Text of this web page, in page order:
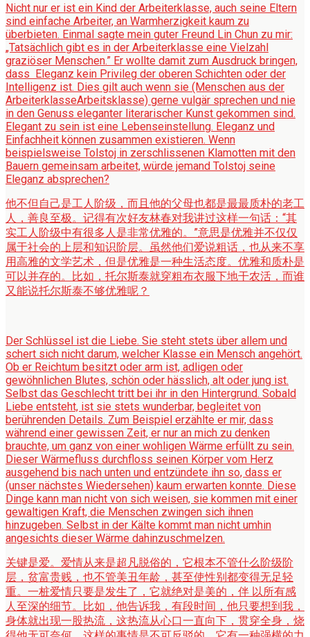
Nicht nur er ist ein Kind der Arbeiterklasse, auch seine Eltern
sind einfache Arbeiter, an Warmherzigkeit kaum zu
überbieten. Einmal sagte mein guter Freund Lin Chun zu mir:
„Tatsächlich gibt es in der Arbeiterklasse eine Vielzahl
graziöser Menschen.” Er wollte damit zum Ausdruck bringen,
dass Eleganz kein Privileg der oberen Schichten oder der
Intelligenz ist. Dies gilt auch wenn sie (Menschen aus der
ArbeiterklasseArbeitsklasse) gerne vulgär sprechen und nie
in den Genuss eleganter literarischer Kunst gekommen sind.
Elegant zu sein ist eine Lebenseinstellung. Eleganz und
Einfachheit können zusammen existieren. Wenn
beispielsweise Tolstoj in zerschlissenen Klamotten mit den
Bauern gemeinsam arbeitet, würde jemand Tolstoj seine
Eleganz absprechen?
他不但自己是工人阶级，而且他的父母也都是最最质朴的老工
人，善良至极。记得有次好友林春对我讲过这样一句话：“其
实工人阶级中有很多人是非常优雅的。”意思是优雅并不仅仅
属于社会的上层和知识阶层。虽然他们爱说粗话，也从来不享
用高雅的文学艺术，但是优雅是一种生活态度。优雅和质朴是
可以并存的。比如，托尔斯泰就穿粗布衣服下地干农活，而谁
又能说托尔斯泰不够优雅呢？
Der Schlüssel ist die Liebe. Sie steht stets über allem und
schert sich nicht darum, welcher Klasse ein Mensch angehört.
Ob er Reichtum besitzt oder arm ist, adligen oder
gewöhnlichen Blutes, schön oder hässlich, alt oder jung ist.
Selbst das Geschlecht tritt bei ihr in den Hintergrund. Sobald
Liebe entsteht, ist sie stets wunderbar, begleitet von
berührenden Details. Zum Beispiel erzählte er mir, dass
während einer gewissen Zeit, er nur an mich zu denken
brauchte, um ganz von einer wohligen Wärme erfüllt zu sein.
Dieser Wärmefluss durchfloss seinen Körper vom Herz
ausgehend bis nach unten und entzündete ihn so, dass er
(unser nächstes Wiedersehen) kaum erwarten konnte. Diese
Dinge kann man nicht von sich weisen, sie kommen mit einer
gewaltigen Kraft, die Menschen zwingen sich ihnen
hinzugeben. Selbst in der Kälte kommt man nicht umhin
angesichts dieser Wärme dahinzuschmelzen.
关键是爱。爱情从来是超凡脱俗的，它根本不管什么阶级阶
层，贫富贵贱，也不管美丑年龄，甚至使性别都变得无足轻
重。一桩爱情只要是发生了，它就绝对是美的，伴 以所有感
人至深的细节。比如，他告诉我，有段时间，他只要想到我，
身体就出现一股热流，这热流从心口一直向下，贯穿全身，烧